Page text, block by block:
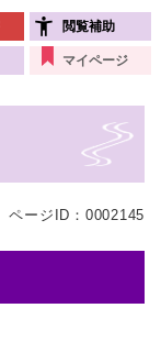
閲覧補助
マイページ
ページID：0002145